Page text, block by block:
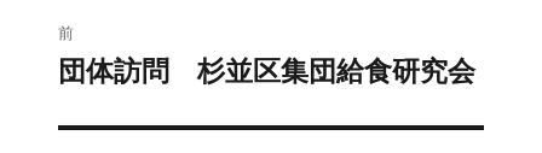
稿
前
前
投
団体訪問 杉並区集団給食研究会